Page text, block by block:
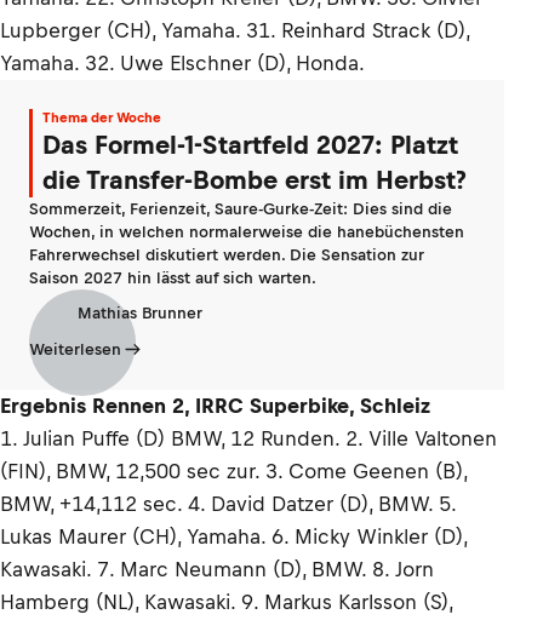
Lupberger (CH), Yamaha. 31. Reinhard Strack (D),
Yamaha. 32. Uwe Elschner (D), Honda.
Thema der Woche
Das Formel-1-Startfeld 2027: Platzt
die Transfer-Bombe erst im Herbst?
Sommerzeit, Ferienzeit, Saure-Gurke-Zeit: Dies sind die
Wochen, in welchen normalerweise die hanebüchensten
Fahrerwechsel diskutiert werden. Die Sensation zur
Saison 2027 hin lässt auf sich warten.
Mathias Brunner
Weiterlesen
Ergebnis Rennen 2, IRRC Superbike, Schleiz
1. Julian Puffe (D) BMW, 12 Runden. 2. Ville Valtonen
(FIN), BMW, 12,500 sec zur. 3. Come Geenen (B),
BMW, +14,112 sec. 4. David Datzer (D), BMW. 5.
Lukas Maurer (CH), Yamaha. 6. Micky Winkler (D),
Kawasaki. 7. Marc Neumann (D), BMW. 8. Jorn
Hamberg (NL), Kawasaki. 9. Markus Karlsson (S),